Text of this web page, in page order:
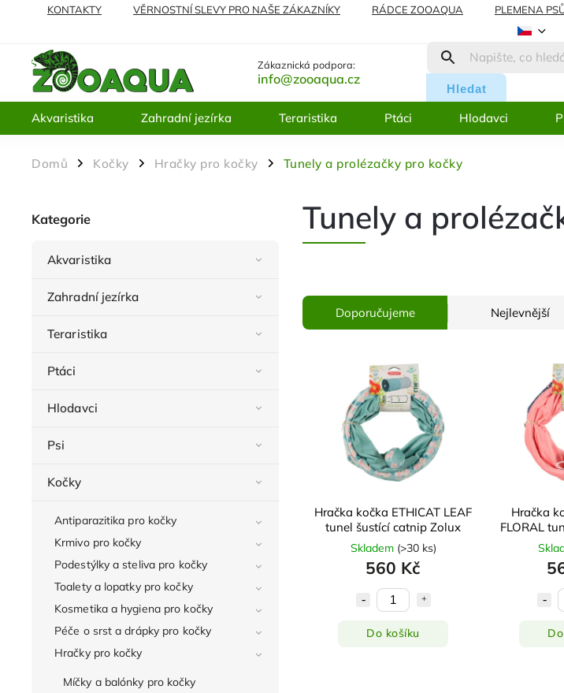
KONTAKTY VĚRNOSTNÍ SLEVY PRO NAŠE ZÁKAZNÍKY RÁDCE ZOOAQUA PLEMENA
Zákaznická podpora:
info@zooaqua.cz
Hledat
Akvaristika Zahradní jezírka Teraristika Ptáci Hlodavci
Domů / Kočky / Hračky pro kočky / Tunely a prolézačky pro kočky
Kategorie
Akvaristika
Zahradní jezírka
Teraristika
Ptáci
Hlodavci
Psi
Kočky
Antiparazitika pro kočky
Krmivo pro kočky
Podestýlky a steliva pro kočky
Toalety a lopatky pro kočky
Kosmetika a hygiena pro kočky
Péče o srst a drápky pro kočky
Hračky pro kočky
Míčky a balónky pro kočky
Tunely a
Doporučujeme Nejlevnější
Hračka kočka ETHICAT LEAF
tunel šustící catnip Zolux
Skladem (>30 ks)
560 Kč
Do košíku
Hračka
FLORAL